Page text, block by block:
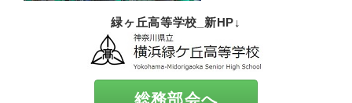
緑ヶ丘高等学校_新HP↓
総務部会へ